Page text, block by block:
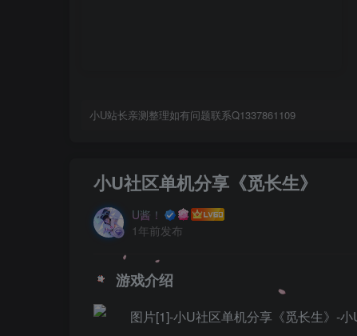
小U站长亲测整理如有问题联系Q1337861109
小U社区单机分享《觅长生》
U酱！
1年前发布
游戏介绍